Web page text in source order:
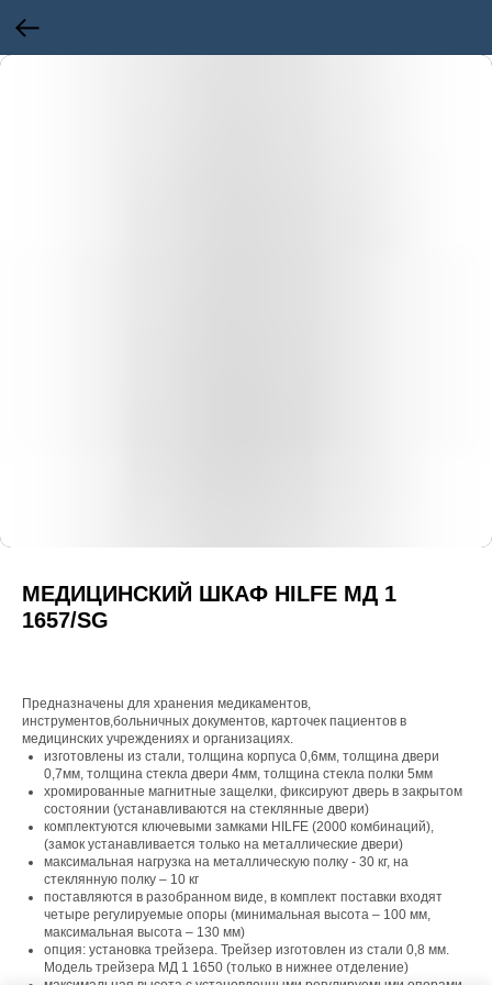
МЕДИЦИНСКИЙ ШКАФ HILFE МД 1
1657/SG
Предназначены для хранения медикаментов,
инструментов,больничных документов, карточек пациентов в
медицинских учреждениях и организациях.
изготовлены из стали, толщина корпуса 0,6мм, толщина двери
0,7мм, толщина стекла двери 4мм, толщина стекла полки 5мм
хромированные магнитные защелки, фиксируют дверь в закрытом
состоянии (устанавливаются на стеклянные двери)
комплектуются ключевыми замками HILFE (2000 комбинаций),
(замок устанавливается только на металлические двери)
максимальная нагрузка на металлическую полку - 30 кг, на
стеклянную полку – 10 кг
поставляются в разобранном виде, в комплект поставки входят
четыре регулируемые опоры (минимальная высота – 100 мм,
максимальная высота – 130 мм)
опция: установка трейзера. Трейзер изготовлен из стали 0,8 мм.
Модель трейзера МД 1 1650 (только в нижнее отделение)